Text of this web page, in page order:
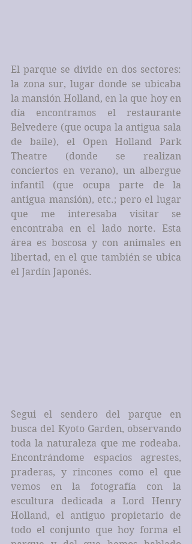
El parque se divide en dos sectores:
la zona sur, lugar donde se ubicaba
la mansión Holland, en la que hoy en
día encontramos el restaurante
Belvedere (que ocupa la antigua sala
de baile), el Open Holland Park
Theatre (donde se realizan
conciertos en verano), un albergue
infantil (que ocupa parte de la
antigua mansión), etc.; pero el lugar
que me interesaba visitar se
encontraba en el lado norte. Esta
área es boscosa y con animales en
libertad, en el que también se ubica
el Jardín Japonés.
Segui el sendero del parque en
busca del Kyoto Garden, observando
toda la naturaleza que me rodeaba.
Encontrándome espacios agrestes,
praderas, y rincones como el que
vemos en la fotografía con la
escultura dedicada a Lord Henry
Holland, el antiguo propietario de
todo el conjunto que hoy forma el